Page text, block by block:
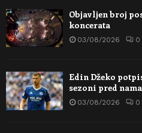
Objavljen broj
koncerata
03/08/2026 0
Edin Džeko
sezoni pred nama
03/08/2026 0